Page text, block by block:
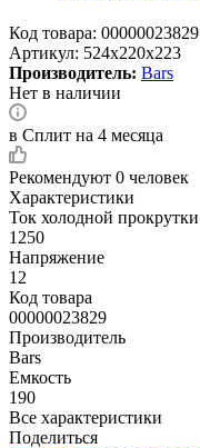
Код товара: 00000023829
Артикул: 524x220x223
Производитель: Bars
Нет в наличии
в Сплит на 4 месяца
Рекомендуют 0 человек
Характеристики
Ток холодной прокрутки
1250
Напряжение
12
Код товара
00000023829
Производитель
Bars
Емкость
190
Все характеристики
Поделиться